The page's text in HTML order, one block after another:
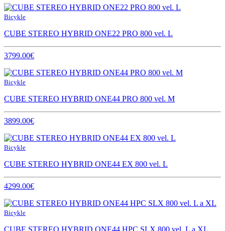
Bicykle
CUBE STEREO HYBRID ONE22 PRO 800 vel. L
3799.00€
Bicykle
CUBE STEREO HYBRID ONE44 PRO 800 vel. M
3899.00€
Bicykle
CUBE STEREO HYBRID ONE44 EX 800 vel. L
4299.00€
Bicykle
CUBE STEREO HYBRID ONE44 HPC SLX 800 vel. L a XL